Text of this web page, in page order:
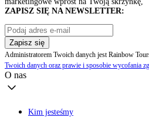
ZAPISZ SIĘ NA NEWSLETTER:
Zapisz się
Administratorem Twoich danych jest Rainbow
Twoich danych oraz prawie i sposobie wycofania
O nas
Kim jesteśmy